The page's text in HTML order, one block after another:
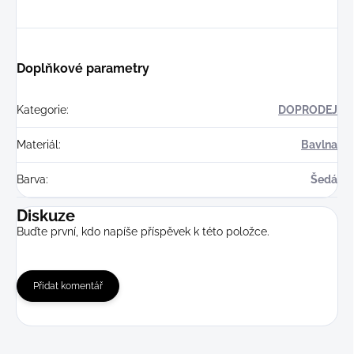
Doplňkové parametry
Kategorie: DOPRODEJ
Materiál : Bavlna
Barva: Šedá
Diskuze
Buďte první, kdo napíše příspěvek k této položce.
Přidat komentář